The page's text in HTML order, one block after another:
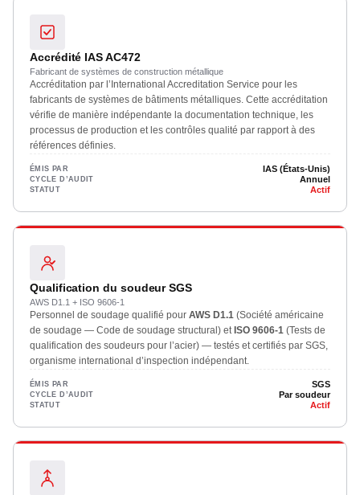
Accrédité IAS AC472
Fabricant de systèmes de construction métallique
Accréditation par l’International Accreditation Service pour les
fabricants de systèmes de bâtiments métalliques. Cette accréditation
vérifie de manière indépendante la documentation technique, les
processus de production et les contrôles qualité par rapport à des
références définies.
ÉMIS PAR IAS (États-Unis)
CYCLE D’AUDIT Annuel
STATUT Actif
Qualification du soudeur SGS
AWS D1.1 + ISO 9606-1
Personnel de soudage qualifié pour AWS D1.1 (Société américaine
de soudage — Code de soudage structural) etISO 9606-1 (Tests de
qualification des soudeurs pour l’acier) — testés et certifiés par SGS,
organisme international d’inspection indépendant.
ÉMIS PAR SGS
CYCLE D’AUDIT Par soudeur
STATUT Actif